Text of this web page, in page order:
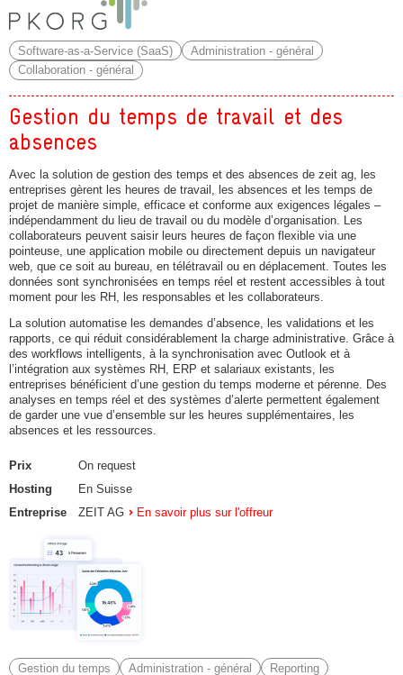
Software-as-a-Service (SaaS)
Administration - général
Collaboration - général
Gestion du temps de travail et des
absences
Avec la solution de gestion des temps et des absences de zeit ag, les
entreprises gèrent les heures de travail, les absences et les temps de
projet de manière simple, efficace et conforme aux exigences légales –
indépendamment du lieu de travail ou du modèle d’organisation. Les
collaborateurs peuvent saisir leurs heures de façon flexible via une
pointeuse, une application mobile ou directement depuis un navigateur
web, que ce soit au bureau, en télétravail ou en déplacement. Toutes les
données sont synchronisées en temps réel et restent accessibles à tout
moment pour les RH, les responsables et les collaborateurs.
La solution automatise les demandes d’absence, les validations et les
rapports, ce qui réduit considérablement la charge administrative. Grâce à
des workflows intelligents, à la synchronisation avec Outlook et à
l’intégration aux systèmes RH, ERP et salariaux existants, les
entreprises bénéficient d’une gestion du temps moderne et pérenne. Des
analyses en temps réel et des systèmes d’alerte permettent également
de garder une vue d’ensemble sur les heures supplémentaires, les
absences et les ressources.
Prix
On request
Hosting
En Suisse
Entreprise
ZEIT AG En savoir plus sur l'offreur
Gestion du temps Administration - général Reporting